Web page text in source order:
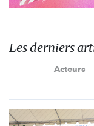
Les derniers
Acteurs